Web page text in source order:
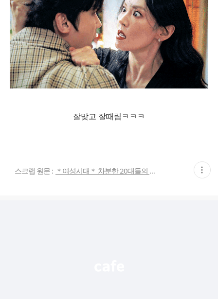
잘맞고 잘때림ㅋㅋㅋ
스크랩 원문 : ＊여성시대＊ 차분한 20대들의 알흠다운 공간 현
재